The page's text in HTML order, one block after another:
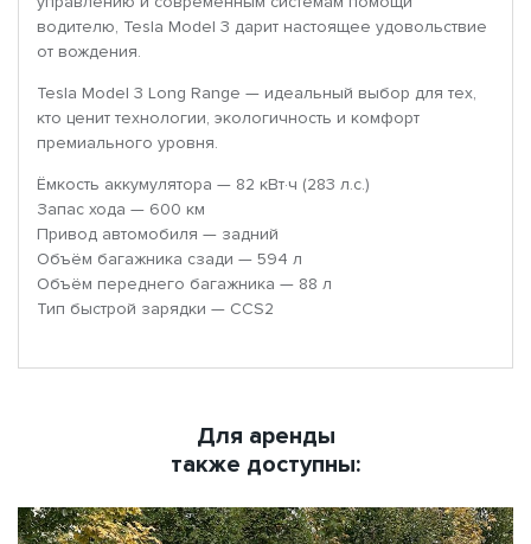
водителю, Tesla Model 3 дарит настоящее удовольствие
от вождения.
Tesla Model 3 Long Range — идеальный выбор для тех,
кто ценит технологии, экологичность и комфорт
премиального уровня.
Ёмкость аккумулятора — 82 кВт·ч (283 л.с.)
Запас хода — 600 км
Привод автомобиля — задний
Объём багажника сзади — 594 л
Объём переднего багажника — 88 л
Тип быстрой зарядки — CCS2
Для аренды
также доступны: